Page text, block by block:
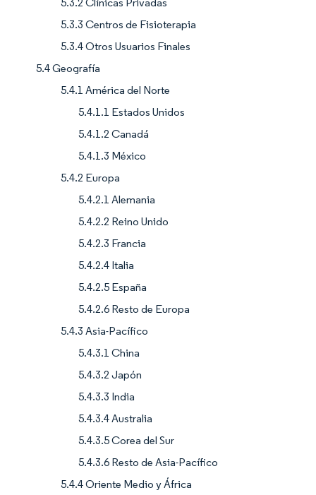
5.3.2 Clínicas Privadas
5.3.3 Centros de Fisioterapia
5.3.4 Otros Usuarios Finales
5.4 Geografía
5.4.1 América del Norte
5.4.1.1 Estados Unidos
5.4.1.2 Canadá
5.4.1.3 México
5.4.2 Europa
5.4.2.1 Alemania
5.4.2.2 Reino Unido
5.4.2.3 Francia
5.4.2.4 Italia
5.4.2.5 España
5.4.2.6 Resto de Europa
5.4.3 Asia-Pacífico
5.4.3.1 China
5.4.3.2 Japón
5.4.3.3 India
5.4.3.4 Australia
5.4.3.5 Corea del Sur
5.4.3.6 Resto de Asia-Pacífico
5.4.4 Oriente Medio y África